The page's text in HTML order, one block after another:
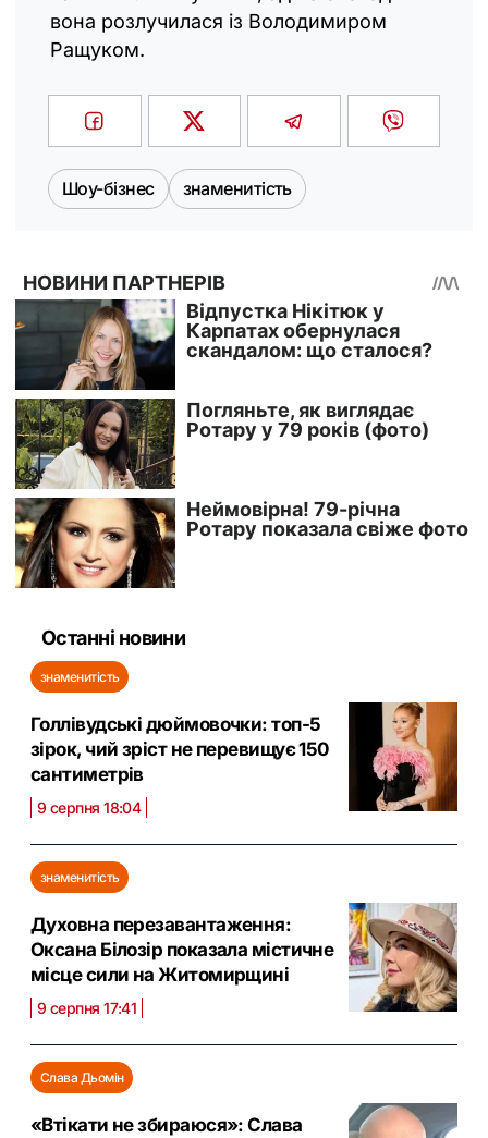
вона розлучилася із Володимиром
Ращуком.
Шоу-бізнес знаменитість
Останні новини
знаменитість
Голлівудські дюймовочки: топ-5
зірок, чий зріст не перевищує 150
сантиметрів
9 серпня 18:04
знаменитість
Духовна перезавантаження:
Оксана Білозір показала містичне
місце сили на Житомирщині
9 серпня 17:41
Слава Дьомін
«Втікати не збираюся»: Слава